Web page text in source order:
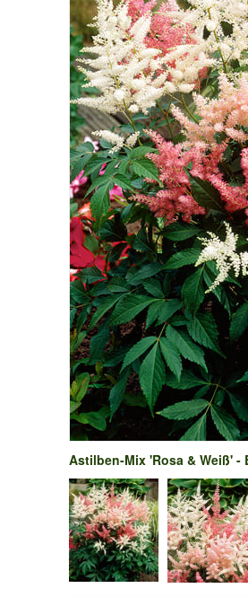
Astilben-Mix 'Rosa & Weiß' -